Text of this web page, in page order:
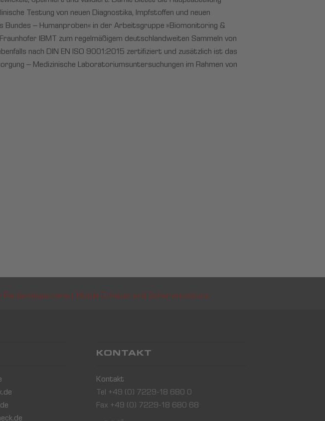
Testung von neuen Diagnostika, Impfstoffen und neuen
– Humanproben« in der Arbeitsgruppe »Biomonitoring &
IBMT zum regelmäßigem deutschlandweiten Sammeln von
nach DIN EN ISO 9001:2015 zertifiziert und zusätzlich ist das
– Medizinische Laboratoriumsuntersuchungen im Rahmen von
Mobile Einheiten und Sicherheitslabore
KONTAKT
Kontakt
Tel +49 (0) 7229-18 680 0
Fax +49 (0) 7229-18 680 68